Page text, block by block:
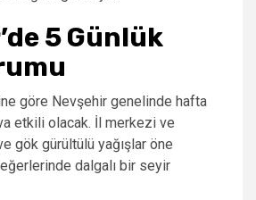
’de 5 Günlük
göre Nevşehir genelinde hafta
etkili olacak. İl merkezi ve
gök gürültülü yağışlar öne
dalgalı bir seyir